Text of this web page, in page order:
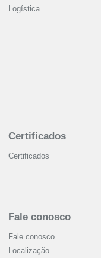
Logística
Certificados
Certificados
Fale conosco
Fale conosco
Localização